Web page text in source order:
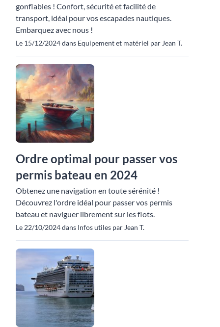
gonflables ! Confort, sécurité et facilité de
transport, idéal pour vos escapades nautiques.
Embarquez avec nous !
Le 15/12/2024 dans Equipement et matériel par Jean T.
Ordre optimal pour passer vos
permis bateau en 2024
Obtenez une navigation en toute sérénité !
Découvrez l'ordre idéal pour passer vos permis
bateau et naviguer librement sur les flots.
Le 22/10/2024 dans Infos utiles par Jean T.